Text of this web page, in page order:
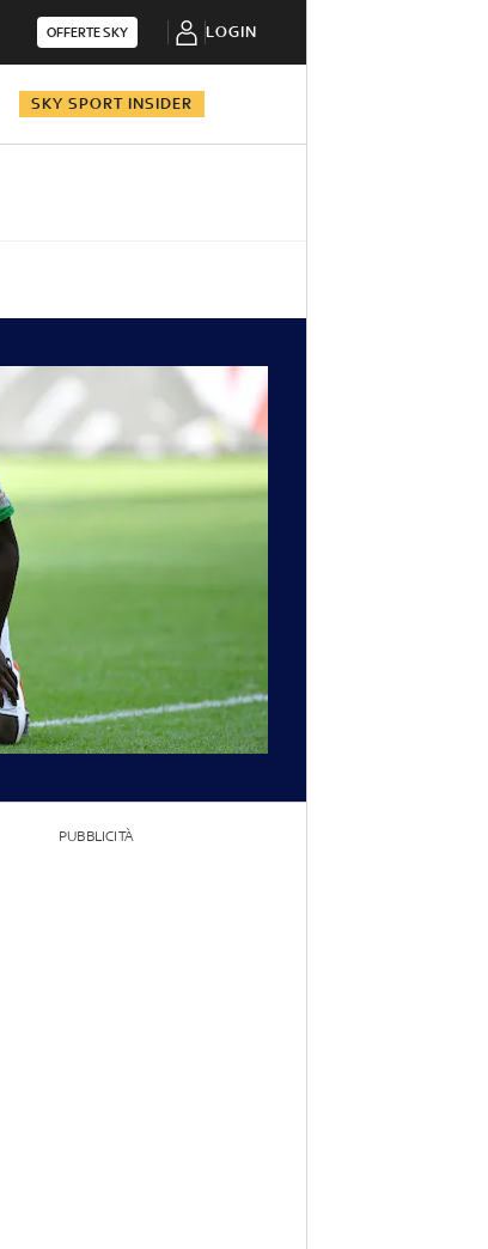
OFFERTE SKY LOGIN
SKY SPORT INSIDER
PUBBLICITÀ